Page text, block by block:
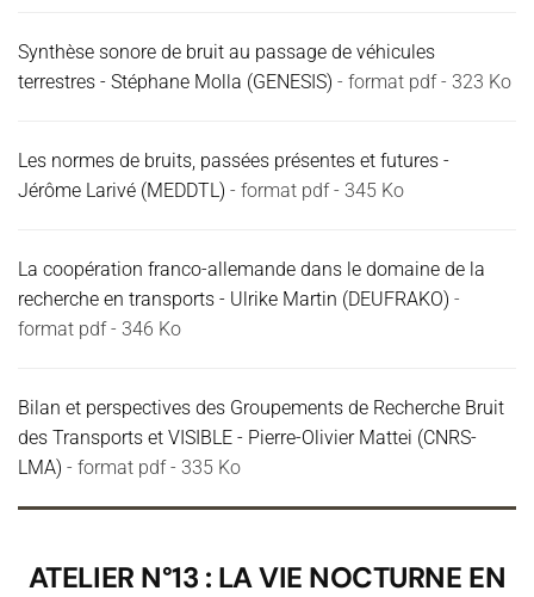
Synthèse sonore de bruit au passage de véhicules
terrestres - Stéphane Molla (GENESIS) - format pdf - 323 Ko
Les normes de bruits, passées présentes et futures -
Jérôme Larivé (MEDDTL) - format pdf - 345 Ko
La coopération franco-allemande dans le domaine de la
recherche en transports - Ulrike Martin (DEUFRAKO) -
format pdf - 346 Ko
Bilan et perspectives des Groupements de Recherche Bruit
des Transports et VISIBLE - Pierre-Olivier Mattei (CNRS-
LMA) - format pdf - 335 Ko
ATELIER N°13 : LA VIE NOCTURNE EN